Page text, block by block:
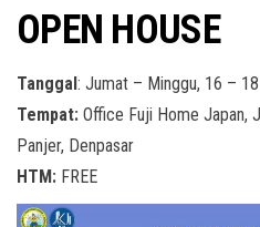
Acara &
Promo
Terbaru
Bazaar,
Workshop,
Lomba dll.
OPEN HOUSE
Tanggal: Jumat – Minggu, 16 –
Tempat: Office Fuji Home Japan,
Panjer, Denpasar
HTM: FREE